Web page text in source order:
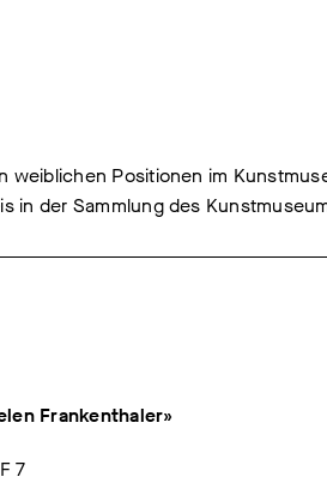
weiblichen Positionen im
in der Sammlung des
Frankenthaler»
7